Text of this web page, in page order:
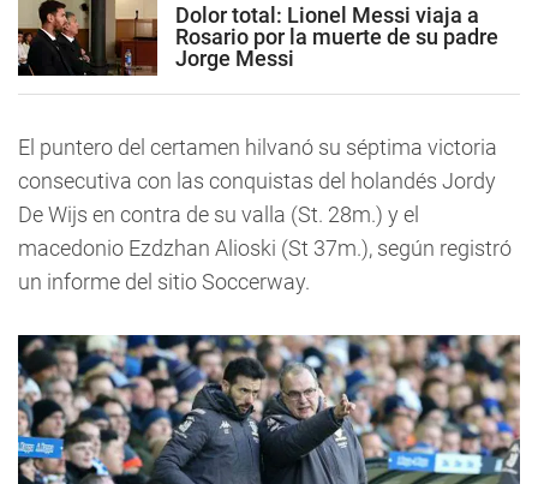
Dolor total: Lionel Messi viaja a
Rosario por la muerte de su padre
Jorge Messi
El puntero del certamen hilvanó su séptima victoria
consecutiva con las conquistas del holandés Jordy
De Wijs en contra de su valla (St. 28m.) y el
macedonio Ezdzhan Alioski (St 37m.), según registró
un informe del sitio Soccerway.